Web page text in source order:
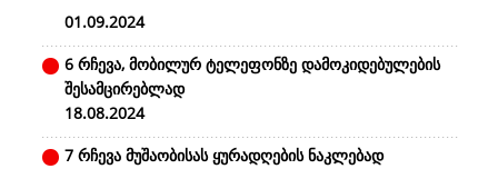
01.09.2024
6 რჩევა, მობილურ ტელეფონზე დამოკიდებულების
შესამცირებლად
18.08.2024
7 რჩევა მუშაობისას ყურადღების ნაკლებად